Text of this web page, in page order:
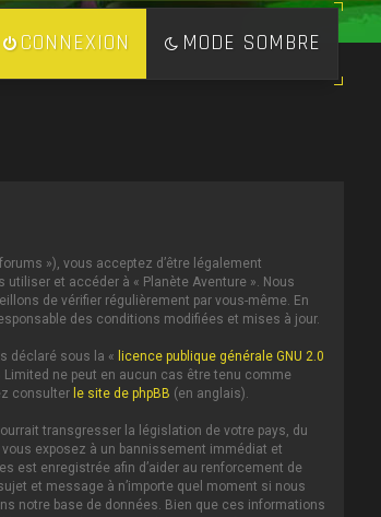
MODE SOMBRE
CONNEXION
»), vous acceptez d’être légalement
et accéder à « Planète Aventure ». Nous
de vérifier régulièrement par vous-même. En
des conditions modifiées et mises à jour.
déclaré sous la « licence publique générale GNU 2.0
ne peut en aucun cas être tenu comme
consulter le site de phpBB (en anglais).
transgresser la législation de votre pays, du
exposez à un bannissement immédiat et
est enregistrée afin d’aider au renforcement de
et message à n’importe quel moment si nous
notre base de données. Bien que ces informations